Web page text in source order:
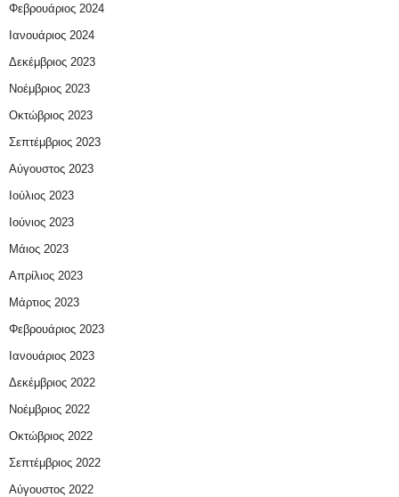
Φεβρουάριος 2024
Ιανουάριος 2024
Δεκέμβριος 2023
Νοέμβριος 2023
Οκτώβριος 2023
Σεπτέμβριος 2023
Αύγουστος 2023
Ιούλιος 2023
Ιούνιος 2023
Μάιος 2023
Απρίλιος 2023
Μάρτιος 2023
Φεβρουάριος 2023
Ιανουάριος 2023
Δεκέμβριος 2022
Νοέμβριος 2022
Οκτώβριος 2022
Σεπτέμβριος 2022
Αύγουστος 2022